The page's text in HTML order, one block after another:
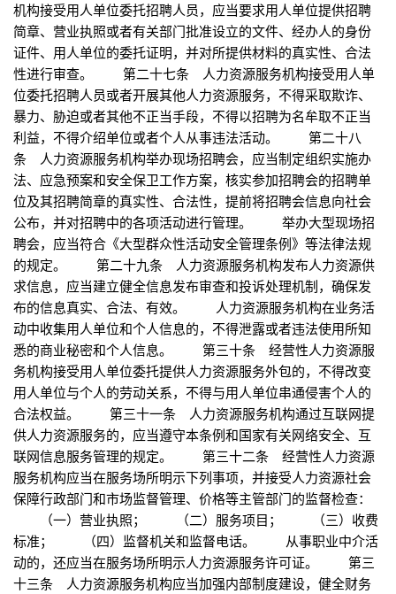
机构接受用人单位委托招聘人员，应当要求用人单位提供招聘
简章、营业执照或者有关部门批准设立的文件、经办人的身份
证件、用人单位的委托证明，并对所提供材料的真实性、合法
性进行审查。 第二十七条 人力资源服务机构接受用人单
位委托招聘人员或者开展其他人力资源服务，不得采取欺诈、
暴力、胁迫或者其他不正当手段，不得以招聘为名牟取不正当
利益，不得介绍单位或者个人从事违法活动。 第二十八
条 人力资源服务机构举办现场招聘会，应当制定组织实施办
法、应急预案和安全保卫工作方案，核实参加招聘会的招聘单
位及其招聘简章的真实性、合法性，提前将招聘会信息向社会
公布，并对招聘中的各项活动进行管理。 举办大型现场招
聘会，应当符合《大型群众性活动安全管理条例》等法律法规
的规定。 第二十九条 人力资源服务机构发布人力资源供
求信息，应当建立健全信息发布审查和投诉处理机制，确保发
布的信息真实、合法、有效。 人力资源服务机构在业务活
动中收集用人单位和个人信息的，不得泄露或者违法使用所知
悉的商业秘密和个人信息。 第三十条 经营性人力资源服
务机构接受用人单位委托提供人力资源服务外包的，不得改变
用人单位与个人的劳动关系，不得与用人单位串通侵害个人的
合法权益。 第三十一条 人力资源服务机构通过互联网提
供人力资源服务的，应当遵守本条例和国家有关网络安全、互
联网信息服务管理的规定。 第三十二条 经营性人力资源
服务机构应当在服务场所明示下列事项，并接受人力资源社会
保障行政部门和市场监督管理、价格等主管部门的监督检查：
（一）营业执照； （二）服务项目； （三）收费
标准； （四）监督机关和监督电话。 从事职业中介活
动的，还应当在服务场所明示人力资源服务许可证。 第三
十三条 人力资源服务机构应当加强内部制度建设，健全财务